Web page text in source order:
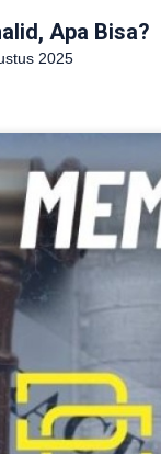
Apa Bisa?
2025